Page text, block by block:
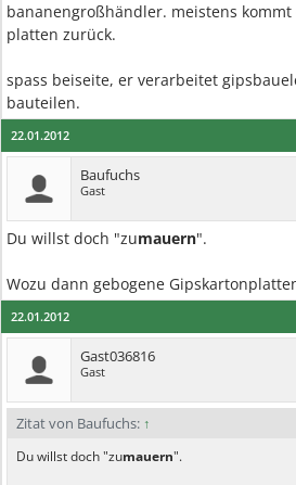
bananengroßhändler. meistens
platten zurück.
spass beiseite, er verarbeitet
bauteilen.
22.01.2012
Baufuchs
Gast
Du willst doch "zumauern".
Wozu dann gebogene
22.01.2012
Gast036816
Gast
Zitat von Baufuchs: ↑
Du willst doch "zumauern".